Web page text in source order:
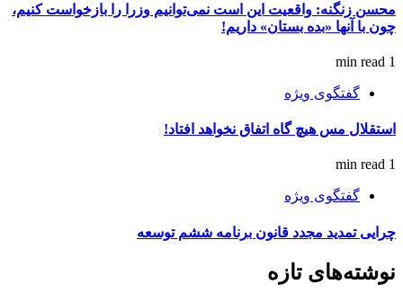
محسن زنگنه: واقعیت این است نمی‌توانیم وزرا را بازخواست کنیم،
چون با آنها «بده بستان» داریم!
1 min read
گفتگوی ویژه
استقلال مس هیچ گاه اتفاق نخواهد افتاد!
1 min read
گفتگوی ویژه
چرایی تمدید مجدد قانون برنامه ششم توسعه
نوشته‌های تازه